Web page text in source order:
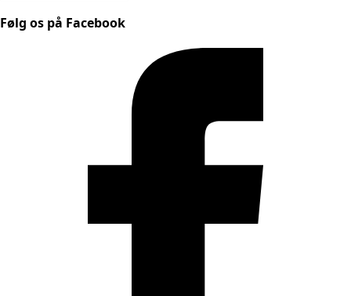
Følg os på Facebook